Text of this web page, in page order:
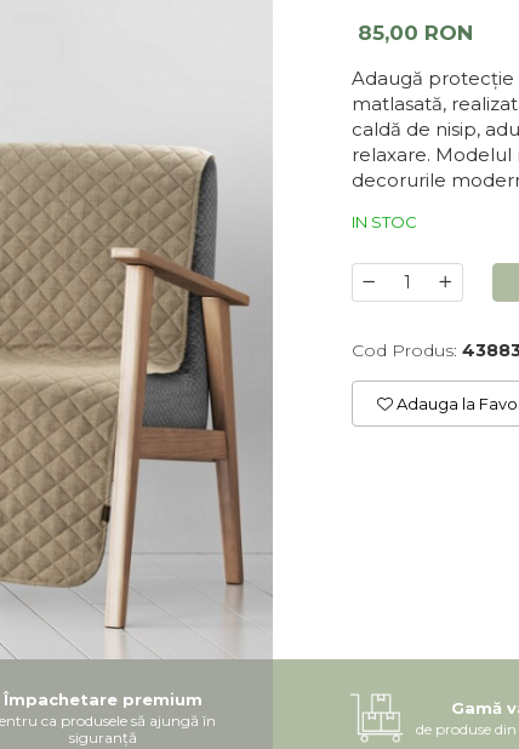
85,00 RON
Adaugă protecție
matlasată,
caldă de nisip,
relaxare.
decorurile
IN STOC
Cod Produs:
Adauga la
Împachetare premium
ca produsele să ajungă în
siguranță
Gamă
de produse